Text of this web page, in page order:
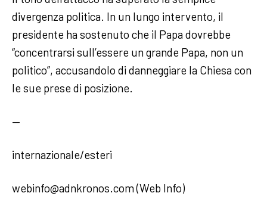
divergenza politica. In un lungo intervento, il
presidente ha sostenuto che il Papa dovrebbe
“concentrarsi sull’essere un grande Papa, non un
politico”, accusandolo di danneggiare la Chiesa con
le sue prese di posizione.
—
internazionale/esteri
webinfo@adnkronos.com (Web Info)